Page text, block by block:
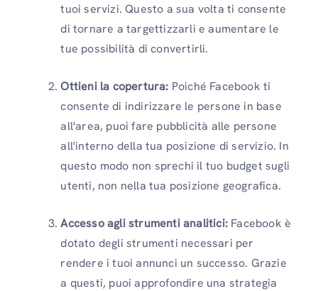
tuoi servizi. Questo a sua volta ti consente
di tornare a targettizzarli e aumentare le
tue possibilità di convertirli.
Ottieni la copertura: Poiché Facebook ti
consente di indirizzare le persone in base
all'area, puoi fare pubblicità alle persone
all'interno della tua posizione di servizio. In
questo modo non sprechi il tuo budget sugli
utenti, non nella tua posizione geografica.
Accesso agli strumenti analitici: Facebook è
dotato degli strumenti necessari per
rendere i tuoi annunci un successo. Grazie
a questi, puoi approfondire una strategia